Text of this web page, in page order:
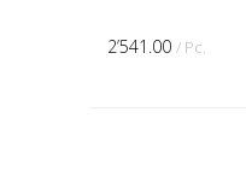
2’541.00 / Pc.